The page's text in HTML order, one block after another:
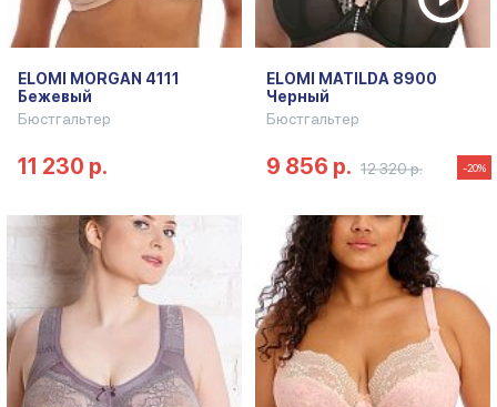
ELOMI MORGAN 4111
Бежевый
Бюстгальтер
11 230 р.
ELOMI MATILDA 8900
Черный
Бюстгальтер
9 856 р. 12 320 р. -20%